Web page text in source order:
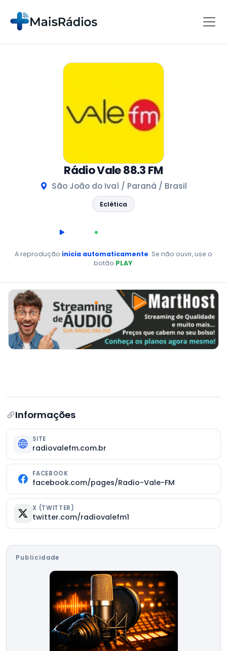
Rádio Vale 88.3 FM
São João do Ivaí / Paraná / Brasil
Eclética
AO VIVO
A reprodução inicia automaticamente. Se não ouvir, use o
botão PLAY.
Informações
SITE
radiovalefm.com.br
FACEBOOK
facebook.com/pages/Radio-Vale-FM
X (TWITTER)
twitter.com/radiovalefm1
Publicidade